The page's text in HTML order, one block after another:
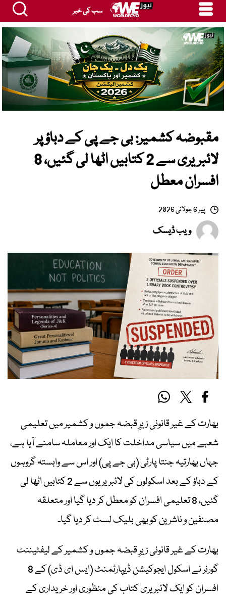
سب کی خبر
مقبوضہ کشمیر: بی جے پی کے دباؤ پر
لائبریری سے 2 کتابیں اٹھا لی گئیں، 8
افسران معطل
پیر 6 جولائی 2026
ویب ڈیسک
بھارت کے غیر قانونی زیرِ قبضہ جموں و کشمیر میں تعلیمی
شعبے میں سیاسی مداخلت کا ایک اور معاملہ سامنے آیا ہے،
جہاں بھارتیہ جنتا پارٹی (بی جے پی) اور اس سے وابستہ گروہوں
کے دباؤ کے بعد اسکولوں کی لائبریریوں سے 2 کتابیں اٹھا لی
گئیں، 8 تعلیمی افسران کو معطل کر دیا گیا اور متعلقہ
مصنفین و ناشرین کو بھی بلیک لسٹ کر دیا گیا۔
بھارت کے غیر قانونی زیرِ قبضہ جموں و کشمیر کے لیفٹیننٹ
گورنر نے اسکول ایجوکیشن ڈیپارٹمنٹ (ایس ای ڈی) کے 8
افسران کو ایک لائبریری کتاب کی منظوری اور خریداری کے